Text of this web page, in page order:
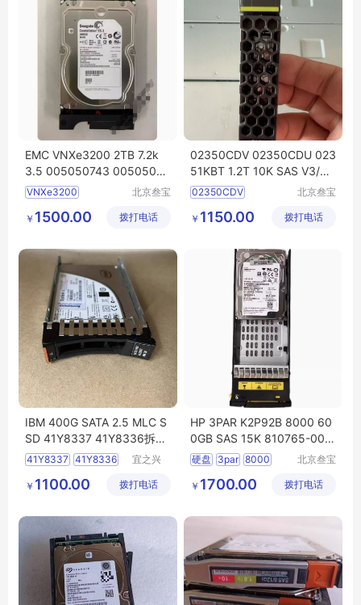
EMC VNXe3200 2TB 7.2k
3.5 005050743 00505014
3硬盘一年质保
VNXe3200
北京叁宝
公司
￥ 1500.00 拨打电话
02350CDV 02350CDU 023
51KBT 1.2T 10K SAS V3/V5
系列 存储硬盘
02350CDV
02351KBT 1
2T硬盘
北京叁宝
公司
￥ 1150.00 拨打电话
IBM 400G SATA 2.5 MLC S
SD 41Y8337 41Y8336拆机
硬盘
41Y8337 41Y8336
SSDSC22BA400G31
宜之兴
科技有限
￥ 1100.00 拨打电话
HP 3PAR K2P92B 8000 60
0GB SAS 15K 810765-001
K2P92A硬盘
硬盘 3par 8000
北京叁宝
公司
￥ 1700.00 拨打电话